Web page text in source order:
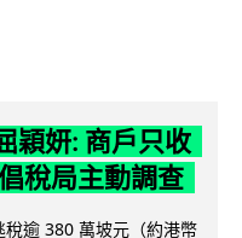
穎妍: 商戶只收
稅局主動調查
逾 380 萬坡元（約港幣